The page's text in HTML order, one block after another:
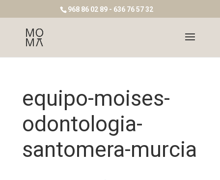
968 86 02 89 - 636 76 57 32
equipo-moises-
odontologia-
santomera-murcia